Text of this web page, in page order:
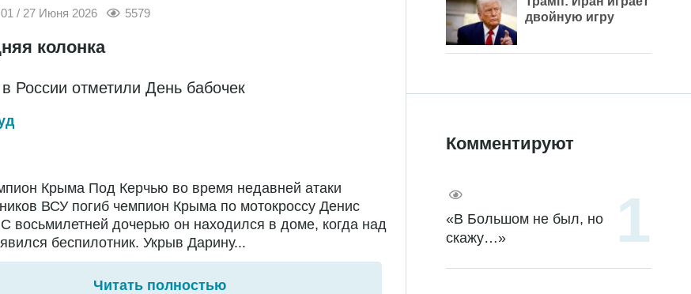
/ 27 Июня 2026 5579
колонка
России отметили День бабочек
Крыма Под Керчью во время недавней атаки
ВСУ погиб чемпион Крыма по мотокроссу Денис
восьмилетней дочерью он находился в доме, когда над
беспилотник. Укрыв Дарину...
Читать полностью
двойную игру
Комментируют
«В Большом не был, но
скажу…»